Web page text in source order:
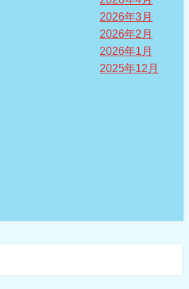
2026年3月
2026年2月
2026年1月
2025年12月